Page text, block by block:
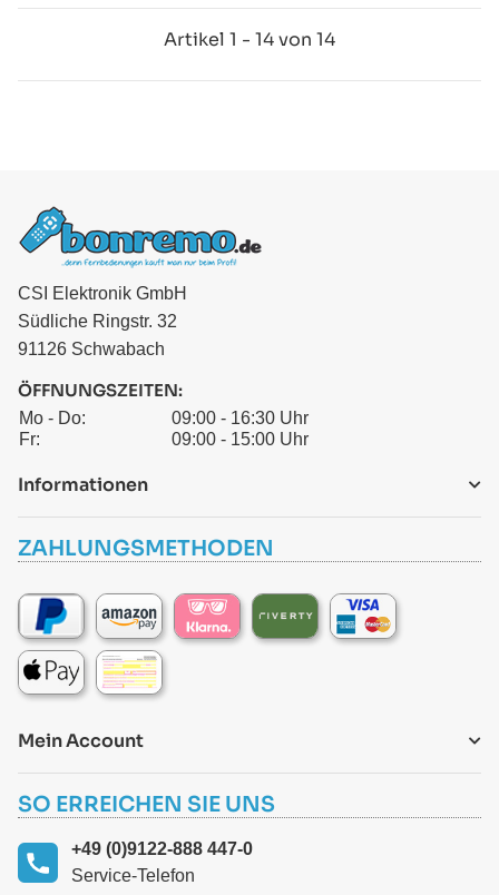
Artikel 1 - 14 von 14
CSI Elektronik GmbH
Südliche Ringstr. 32
91126 Schwabach
ÖFFNUNGSZEITEN:
Mo - Do:
09:00 - 16:30 Uhr
Fr:
09:00 - 15:00 Uhr
Informationen
ZAHLUNGSMETHODEN
Mein Account
SO ERREICHEN SIE UNS
+49 (0)9122-888 447-0
Service-Telefon